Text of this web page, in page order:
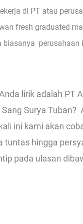
di PT atau
fresh graduated
biasanya
lirik adalah PT
Surya
ini kami akan
tuntas hingga
pada ulasan